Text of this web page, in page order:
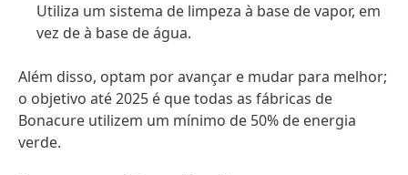
Utiliza um sistema de limpeza à base de vapor, em
vez de à base de água.
Além disso, optam por avançar e mudar para melhor;
o objetivo até 2025 é que todas as fábricas de
Bonacure utilizem um mínimo de 50% de energia
verde.